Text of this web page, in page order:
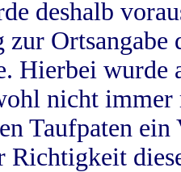
deshalb
zur
Hierbei wurde
nicht
Taufpaten
Richtigkeit